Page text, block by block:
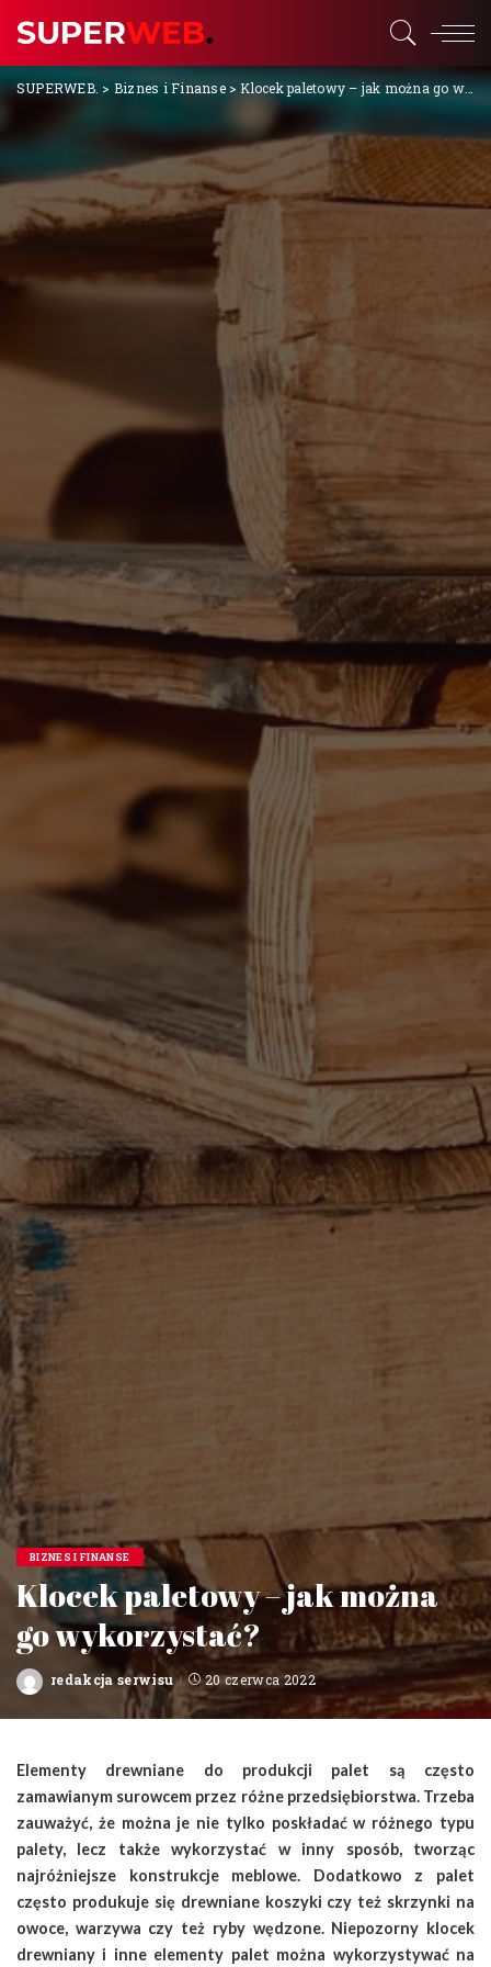
SUPERWEB. > Biznes i Finanse> Klocek paletowy – jak można go wykorzystać?
BIZNES I FINANSE
Klocek paletowy – jak można
go wykorzystać?
Posted
redakcja serwisu 20 czerwca 2022
Elementy drewniane do produkcji palet są często
zamawianym surowcem przez różne przedsiębiorstwa. Trzeba
zauważyć, że można je nie tylko poskładać w różnego typu
palety, lecz także wykorzystać w inny sposób, tworząc
najróżniejsze konstrukcje meblowe. Dodatkowo z palet
często produkuje się drewniane koszyki czy też skrzynki na
owoce, warzywa czy też ryby wędzone. Niepozorny klocek
drewniany i inne elementy palet można wykorzystywać na